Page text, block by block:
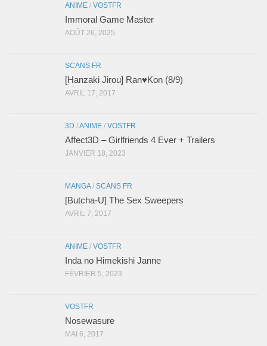
ANIME / VOSTFR
Immoral Game Master
AOÛT 26, 2025
SCANS FR
[Hanzaki Jirou] Ran♥Kon (8/9)
AVRIL 17, 2017
3D /ANIME / VOSTFR
Affect3D – Girlfriends 4 Ever + Trailers
JANVIER 18, 2023
MANGA/ SCANS FR
[Butcha-U] The Sex Sweepers
AVRIL 7, 2017
ANIME / VOSTFR
Inda no Himekishi Janne
FÉVRIER 5, 2023
VOSTFR
Nosewasure
MAI 6, 2017